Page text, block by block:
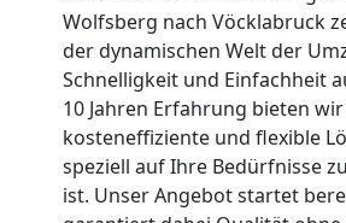
Wolfsberg nach Vöcklabruck
der dynamischen Welt der
Schnelligkeit und Einfachheit
10 Jahren Erfahrung bieten
kosteneffiziente und flexible
speziell auf Ihre Bedürfnisse
ist. Unser Angebot startet
Wolfsberg
Möbeltaxi
Wolfsberg